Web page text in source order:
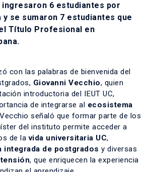
ingresaron 6 estudiantes por
se sumaron 7 estudiantes que
Título Profesional en
con las palabras de bienvenida del
Giovanni Vecchio, quien
introductoria del IEUT UC,
de integrarse al ecosistema
señaló que formar parte de los
del instituto permite acceder a
de lavida universitaria UC,
integrada de postgrados y diversas
, que enriquecen la experiencia